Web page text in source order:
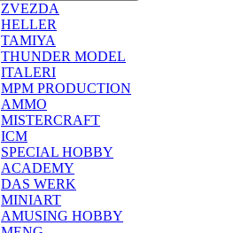
ZVEZDA
HELLER
TAMIYA
THUNDER MODEL
ITALERI
MPM PRODUCTION
AMMO
MISTERCRAFT
ICM
SPECIAL HOBBY
ACADEMY
DAS WERK
MINIART
AMUSING HOBBY